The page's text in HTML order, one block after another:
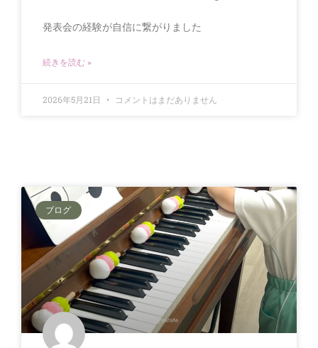
発表会の経験が自信に繋がりました
続きを読む »
2026年5月21日 コメントはまだありません
ブログ